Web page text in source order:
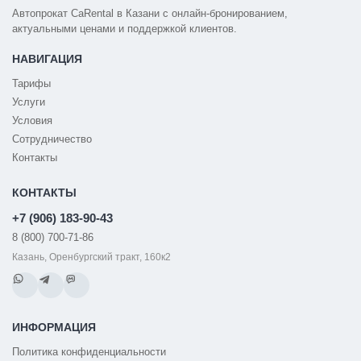
Автопрокат CaRental в Казани с онлайн-бронированием,
актуальными ценами и поддержкой клиентов.
НАВИГАЦИЯ
Тарифы
Услуги
Условия
Сотрудничество
Контакты
КОНТАКТЫ
+7 (906) 183-90-43
8 (800) 700-71-86
Казань, Оренбургский тракт, 160к2
ИНФОРМАЦИЯ
Политика конфиденциальности